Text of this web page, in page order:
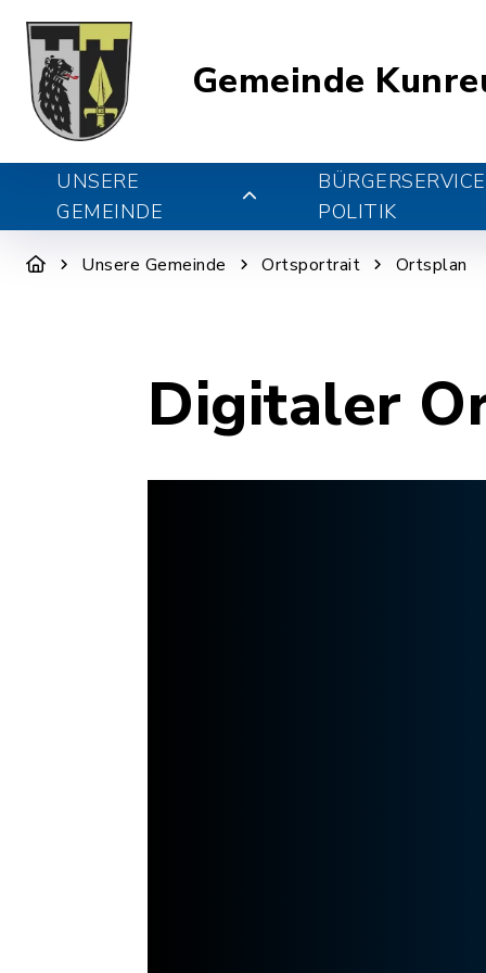
Gemeinde
UNSERE
GEMEINDE
POLITIK
Unsere Gemeinde Ortsportrait Ortsplan
Digitaler